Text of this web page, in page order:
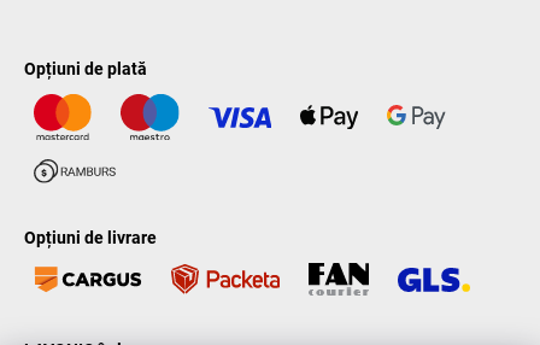
Opțiuni de plată
Opțiuni de livrare